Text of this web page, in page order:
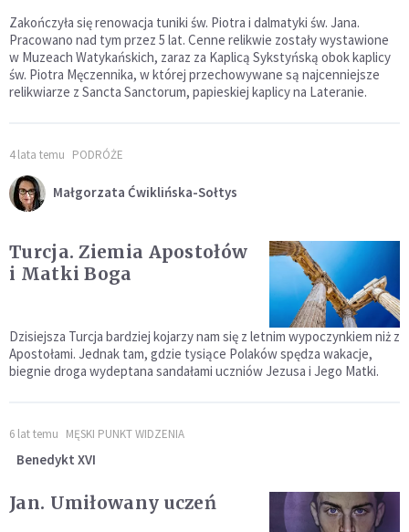
Zakończyła się renowacja tuniki św. Piotra i dalmatyki św. Jana.
Pracowano nad tym przez 5 lat. Cenne relikwie zostały wystawione
w Muzeach Watykańskich, zaraz za Kaplicą Sykstyńską obok kaplicy
św. Piotra Męczennika, w której przechowywane są najcenniejsze
relikwiarze z Sancta Sanctorum, papieskiej kaplicy na Lateranie.
4 lata temu PODRÓŻE
Małgorzata Ćwiklińska-Sołtys
Turcja. Ziemia Apostołów
i Matki Boga
Dzisiejsza Turcja bardziej kojarzy nam się z letnim wypoczynkiem niż z
Apostołami. Jednak tam, gdzie tysiące Polaków spędza wakacje,
biegnie droga wydeptana sandałami uczniów Jezusa i Jego Matki.
6 lat temu MĘSKI PUNKT WIDZENIA
Benedykt XVI
Jan. Umiłowany uczeń